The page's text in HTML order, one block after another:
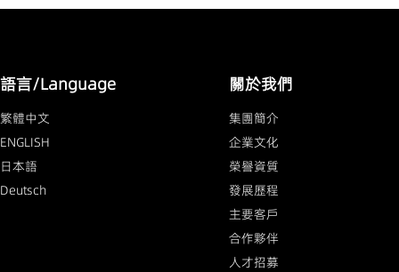
語言/Language
繁體中文
ENGLISH
日本語
Deutsch
關於我們
集團簡介
企業文化
榮譽資質
發展歷程
主要客戶
合作夥伴
人才招募